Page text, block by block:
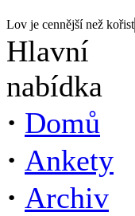
Lov je cennější než kořist
Hlavní
nabídka
· Domů
· Ankety
· Archiv